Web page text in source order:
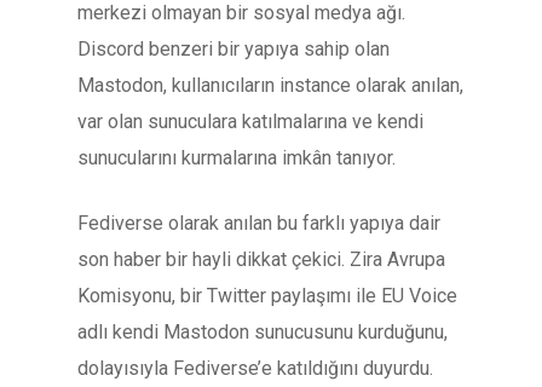
merkezi olmayan bir sosyal medya ağı.
Discord benzeri bir yapıya sahip olan
Mastodon, kullanıcıların instance olarak anılan,
var olan sunuculara katılmalarına ve kendi
sunucularını kurmalarına imkân tanıyor.
Fediverse olarak anılan bu farklı yapıya dair
son haber bir hayli dikkat çekici. Zira Avrupa
Komisyonu, bir Twitter paylaşımı ile EU Voice
adlı kendi Mastodon sunucusunu kurduğunu,
dolayısıyla Fediverse’e katıldığını duyurdu.